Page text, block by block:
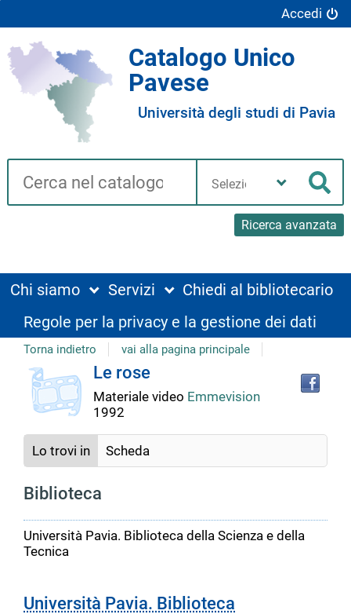
Accedi
Catalogo Unico
Pavese
Università degli studi di Pavia
Cerca su "Catalogo"
Ricerca avanzata
biblioteca
Chi siamo Servizi
Chiedi al bibliotecario
Regole per la privacy e la gestione dei dati
Torna indietro vai alla pagina principale
Dettaglio
del
documento
copertina Le rose
Materiale video Emmevision
1992
Lo trovi in Scheda
Biblioteca
Università Pavia. Biblioteca della Scienza e della
Tecnica
Università Pavia. Biblioteca